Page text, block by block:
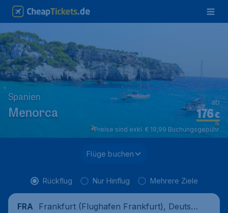
Spanien
Menorca €
176
ab
*Preise sind exkl. € 19,99 Buchungsgebühr.
Flüge buchen
Rückflug Nur Hinflug Mehrere Ziele
FRA
Frankfurt (Flughafen Frankfurt), Deutsc